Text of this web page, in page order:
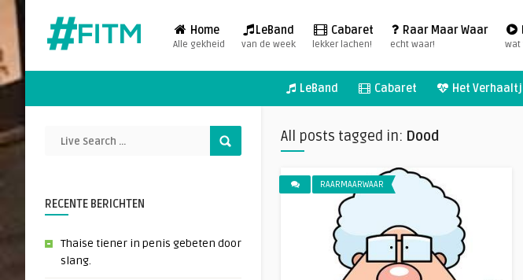
Home
Alle gekheid
LeBand
van de week
Cabaret
lekker lachen!
Raar Maar Waar
echt waar! wat
LeBand Cabaret Het
RECENTE BERICHTEN
Thaise tiener in penis gebeten door
slang.
All posts tagged in: Dood
RAARMAARWAAR